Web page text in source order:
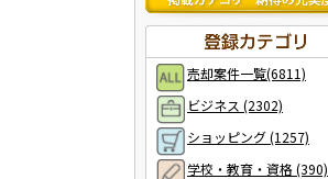
売却案件一覧(6811)
ビジネス (2302)
ショッピング (1257)
学校・教育・資格 (390)